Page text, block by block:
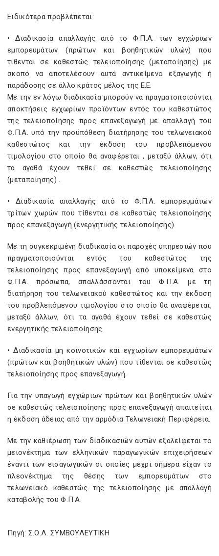
Ειδικότερα προβλέπεται:
• Διαδικασία απαλλαγής από το Φ.Π.Α. των εγχώριων
εμπορευμάτων (πρώτων και βοηθητικών υλών) που
τίθενται σε καθεστώς τελειοποίησης (μεταποίησης) με
σκοπό να αποτελέσουν αυτά αντικείμενο εξαγωγής ή
παράδοσης σε άλλο κράτος μέλος της Ε.Ε.
Με την εν λόγω διαδικασία μπορούν να πραγματοποιούνται
αποκτήσεις εγχωρίων προϊόντων εντός του καθεστώτος
της τελειοποίησης προς επανεξαγωγή με απαλλαγή του
Φ.Π.Α. υπό την προϋπόθεση διατήρησης του τελωνειακού
καθεστώτος και την έκδοση του προβλεπόμενου
τιμολογίου στο οποίο θα αναφέρεται , μεταξύ άλλων, ότι
τα αγαθά έχουν τεθεί σε καθεστώς τελειοποίησης
(μεταποίησης) .
• Διαδικασία απαλλαγής από το Φ.Π.Α. εμπορευμάτων
τρίτων χωρών που τίθενται σε καθεστώς τελειοποίησης
προς επανεξαγωγή (ενεργητικής τελειοποίησης).
Με τη συγκεκριμένη διαδικασία οι παροχές υπηρεσιών που
πραγματοποιούνται εντός του καθεστώτος της
τελειοποίησης προς επανεξαγωγή από υποκείμενα στο
Φ.Π.Α. πρόσωπα, απαλλάσσονται του Φ.Π.Α. με τη
διατήρηση του τελωνειακού καθεστώτος και την έκδοση
του προβλεπόμενου τιμολογίου στο οποίο θα αναφέρεται,
μεταξύ άλλων, ότι τα αγαθά έχουν τεθεί σε καθεστώς
ενεργητικής τελειοποίησης.
• Διαδικασία μη κοινοτικών και εγχωρίων εμπορευμάτων
(πρώτων και βοηθητικών υλών) που τίθενται σε καθεστώς
τελειοποίησης προς επανεξαγωγή.
Για την υπαγωγή εγχώριων πρώτων και βοηθητικών υλών
σε καθεστώς τελειοποίησης προς επανεξαγωγή απαιτείται
η έκδοση άδειας από την αρμόδια Τελωνειακή Περιφέρεια.
Με την καθιέρωση των διαδικασιών αυτών εξαλείφεται το
μειονέκτημα των ελληνικών παραγωγικών επιχειρήσεων
έναντι των εισαγωγικών οι οποίες μέχρι σήμερα είχαν το
πλεονέκτημα της θέσης των εμπορευμάτων στο
τελωνειακό καθεστώς της τελειοποίησης με απαλλαγή
καταβολής του Φ.Π.Α.
Πηγή: Σ.Ο.Λ. ΣΥΜΒΟΥΛΕΥΤΙΚΗ